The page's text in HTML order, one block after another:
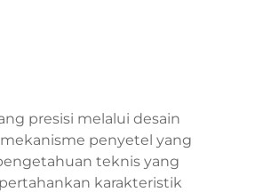
presisi melalui desain
penyetel yang
teknis yang
karakteristik